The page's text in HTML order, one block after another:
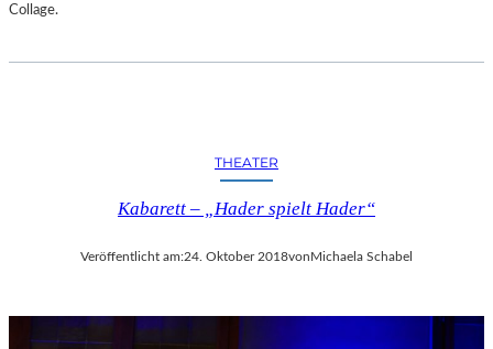
Collage.
THEATER
Kabarett – „Hader spielt Hader“
Veröffentlicht am:24. Oktober 2018vonMichaela Schabel